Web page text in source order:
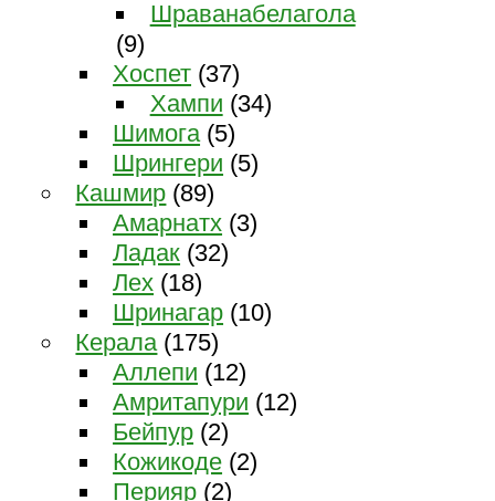
Шраванабелагола
(9)
Хоспет (37)
Хампи (34)
Шимога(5)
Шрингери (5)
Кашмир (89)
Амарнатх (3)
Ладак (32)
Лех (18)
Шринагар (10)
Керала(175)
Аллепи (12)
Амритапури (12)
Бейпур (2)
Кожикоде (2)
Перияр (2)